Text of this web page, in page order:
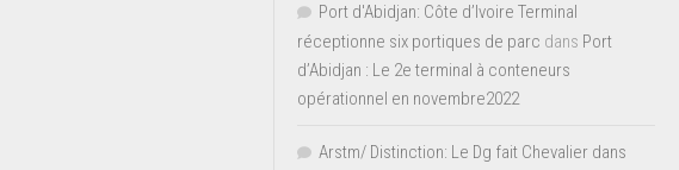
Port d'Abidjan: Côte d’Ivoire Terminal
réceptionne six portiques de parc dans Port
d’Abidjan : Le 2e terminal à conteneurs
opérationnel en novembre2022
Arstm/ Distinction: Le Dg fait Chevalier dans